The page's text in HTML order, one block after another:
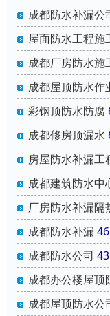
成都防水补漏公
屋面防水工程施
成都厂房防水施
成都屋顶防水作
彩钢顶防水防腐
成都修房顶漏水
房屋防水补漏工
成都建筑防水中
厂房防水补漏隔
成都防水补漏46
成都防水公司 43
成都办公楼屋顶
成都屋顶防水公